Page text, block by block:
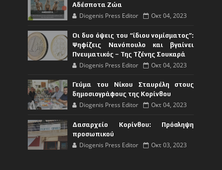
Αδέσποτα Ζώα
Diogenis Press Editor Οκτ 04, 2023
Οι δυο όψεις του “ίδιου νομίσματος”:
Ψηφίζεις Νανόπουλο και βγαίνει
Πνευματικός – Της Τζένης Σουκαρά
Diogenis Press Editor Οκτ 04, 2023
Γεύμα του Νίκου Σταυρέλη στους
δημοσιογράφους της Κορίνθου
Diogenis Press Editor Οκτ 04, 2023
Δασαρχείο Κορίνθου: Πρόσληψη
προσωπικού
Diogenis Press Editor Οκτ 03, 2023